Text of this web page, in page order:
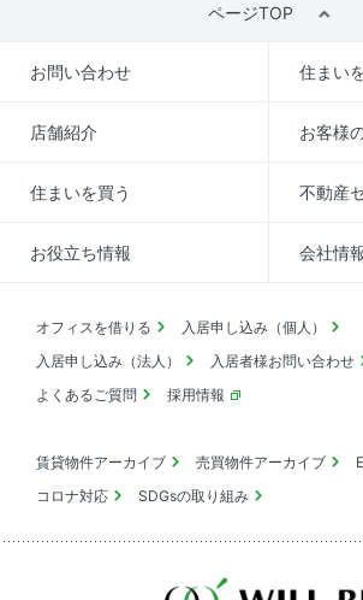
ページTOP
お問い合わせ 住まい
店舗紹介 お客様
住まいを買う 不動産
お役立ち情報 会社情
オフィスを借りる
入居申し込み（個人）
入居申し込み（法人）
入居者様お問い合わせ
よくあるご質問
採用情報
賃貸物件アーカイブ 売買物件アーカイブ
コロナ対応
SDGsの取り組み